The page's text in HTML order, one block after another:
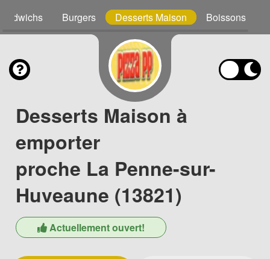
Burgers Desserts Maison Boissons
Desserts Maison à
emporter
proche La Penne-sur-
Huveaune (13821)
Actuellement ouvert!